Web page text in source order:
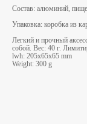
Состав: алюминий,
Упаковка: коробка из
Легкий и прочный
собой. Вес: 40 г.
lwh: 205x65x65 mm
Weight: 300 g